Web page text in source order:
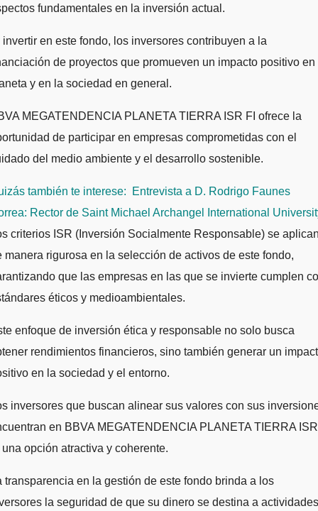
fundamentales en la inversión actual.
invertir en este fondo, los inversores contribuyen a la
de proyectos que promueven un impacto positivo en
y en la sociedad en general.
MEGATENDENCIA PLANETA TIERRA ISR FI ofrece la
de participar en empresas comprometidas con el
del medio ambiente y el desarrollo sostenible.
también te interese:
Entrevista a D. Rodrigo Faunes
Rector de Saint Michael Archangel International
criterios ISR (Inversión Socialmente Responsable) se
manera rigurosa en la selección de activos de este fondo,
que las empresas en las que se invierte cumplen
éticos y medioambientales.
enfoque de inversión ética y responsable no solo busca
rendimientos financieros, sino también generar un
en la sociedad y el entorno.
inversores que buscan alinear sus valores con sus
en BBVA MEGATENDENCIA PLANETA TIERRA ISR
una opción atractiva y coherente.
transparencia en la gestión de este fondo brinda a los
la seguridad de que su dinero se destina a actividades